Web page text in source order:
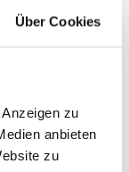
Über Cookies
zu
anbieten
zu